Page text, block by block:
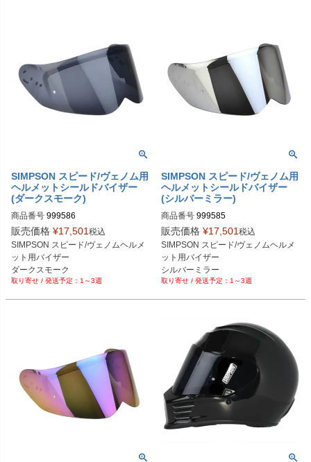
SIMPSON スピード/ヴェノム用
ヘルメットシールドバイザー
(ダークスモーク)
商品番号 999586
販売価格 ¥17,501 税込
SIMPSON スピード/ヴェノムヘルメ
ット用バイザー
ダークスモーク
1～3週
SIMPSON スピード/ヴェノム用
ヘルメットシールドバイザー
(シルバーミラー)
商品番号 999585
販売価格 ¥17,501 税込
SIMPSON スピード/ヴェノムヘルメ
ット用バイザー
シルバーミラー
1～3週